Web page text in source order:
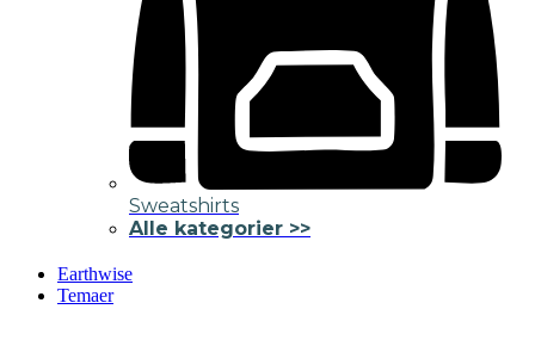
Sweatshirts
Alle kategorier >>
Earthwise
Temaer